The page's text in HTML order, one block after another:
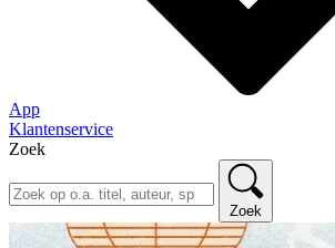
App
Klantenservice
Zoek
Zoek